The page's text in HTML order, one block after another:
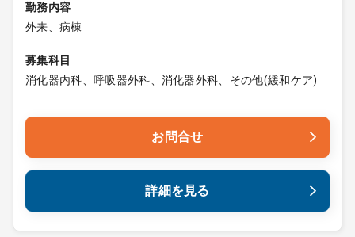
勤務内容
外来、病棟
募集科目
消化器内科、呼吸器外科、消化器外科、その他(緩和ケア)
お問合せ
詳細を見る